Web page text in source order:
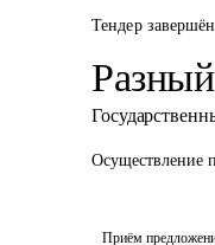
Тендер завершён
Разный
Осуществление
Приём